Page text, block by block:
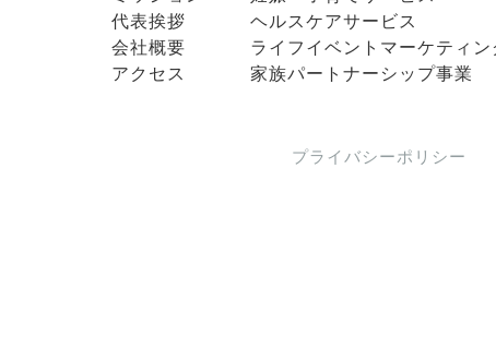
代表挨拶
会社概要
アクセス
ヘルスケアサービス
ライフイベントマーケティン
家族パートナーシップ事業
プライバシーポリシー